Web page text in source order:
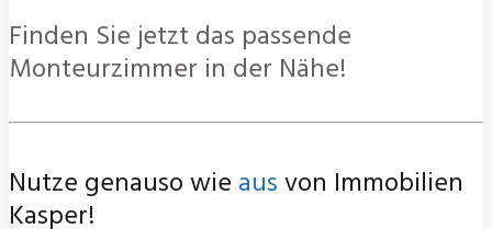
Finden Sie jetzt das passende
Monteurzimmer in der Nähe!
Nutze genauso wie ausvon Immobilien
Kasper!